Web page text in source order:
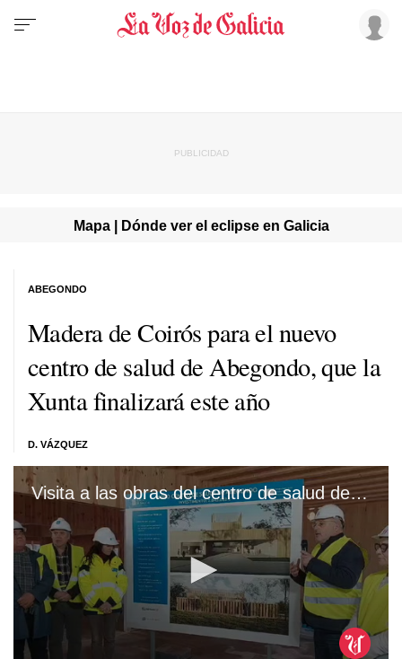
Mapa | Dónde ver el eclipse en Galicia
Madera de Coirós para el nuevo
centro de salud de Abegondo, que la
Xunta finalizará este año
D. VÁZQUEZ
ABEGONDO
Visita a las obras del centro de salud de Abegondo